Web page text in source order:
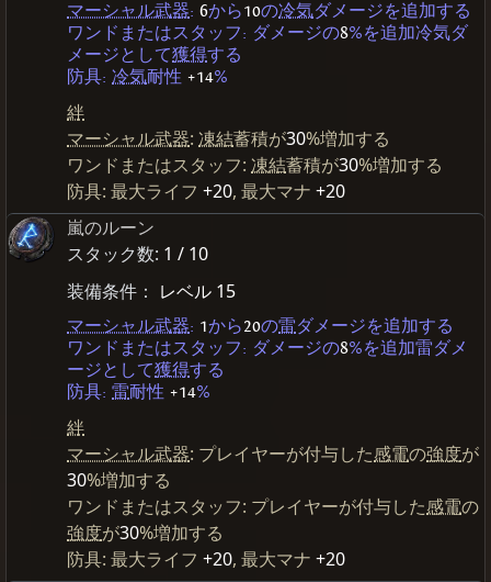
マーシャル武器: 6から10の冷気ダメージを追加する
ワンドまたはスタッフ: ダメージの8%を追加冷気ダ
メージとして獲得する
防具: 冷気耐性 +14%
絆
マーシャル武器: 凍結蓄積が30%増加する
ワンドまたはスタッフ: 凍結蓄積が30%増加する
防具: 最大ライフ +20, 最大マナ +20
嵐のルーン
スタック数: 1 / 10
装備条件： レベル 15
マーシャル武器: 1から20の雷ダメージを追加する
ワンドまたはスタッフ: ダメージの8%を追加雷ダメ
ージとして獲得する
防具: 雷耐性 +14%
絆
マーシャル武器: プレイヤーが付与した感電の強度が
30%増加する
ワンドまたはスタッフ: プレイヤーが付与した感電の
強度が30%増加する
防具: 最大ライフ +20, 最大マナ +20